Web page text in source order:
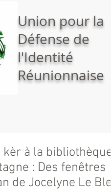
Union pour la
Défense de
l'Identité
Réunionnaise
kèr à la bibliothèque
: Des fenêtres
de Jocelyne Le